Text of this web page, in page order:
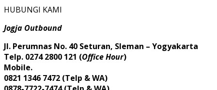
HUBUNGI KAMI
Jogja Outbound
Jl. Perumnas No. 40 Seturan, Sleman – Yogyakarta
Telp. 0274 2800 121 (Office Hour)
Mobile.
0821 1346 7472 (Telp & WA)